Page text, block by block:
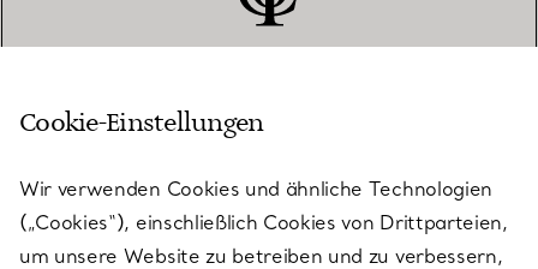
KUNDENSERVICE
SERVICES
Cookie-Einstellungen
Wir verwenden Cookies und ähnliche Technologien
(„Cookies“), einschließlich Cookies von Drittparteien,
um unsere Website zu betreiben und zu verbessern,